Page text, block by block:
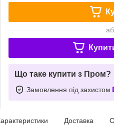
Що таке купити з Пром?
Замовлення під захистом
Доставка